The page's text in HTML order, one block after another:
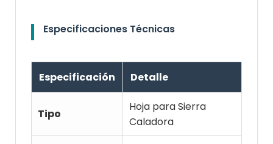
Especificaciones Técnicas
Especificación Detalle
Tipo
Hoja para Sierra
Caladora